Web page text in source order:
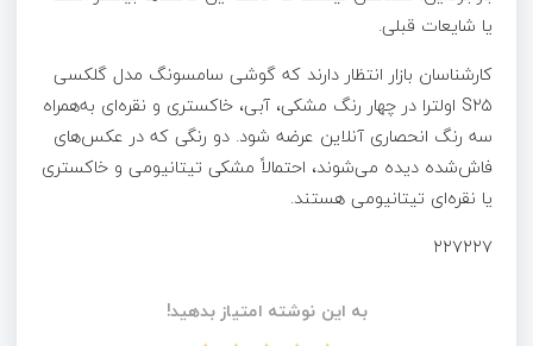
یا شایعات قبلی.
کارشناسان بازار انتظار دارند که گوشی سامسونگ مدل گلکسی
S۲۵ اولترا در چهار رنگ مشکی، آبی، خاکستری و نقره‌ای به‌همراه
سه رنگ انحصاری آنلاین عرضه شود. دو رنگی که در عکس‌های
فاش‌شده دیده می‌شوند، احتمالاً مشکی تیتانیومی و خاکستری
یا نقره‌ای تیتانیومی هستند.
۲۲۷۲۲۷
به این نوشته امتیاز بدهید!